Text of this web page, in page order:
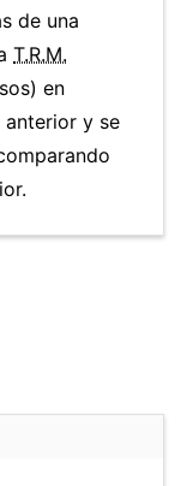
de una
T.R.M.
en
anterior y se